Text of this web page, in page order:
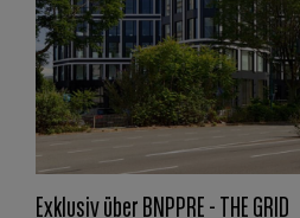
Exklusiv über BNPPRE - THE GRID